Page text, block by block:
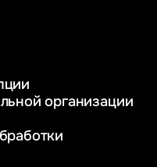
развитием
в бизнесе
ресурсами
организации